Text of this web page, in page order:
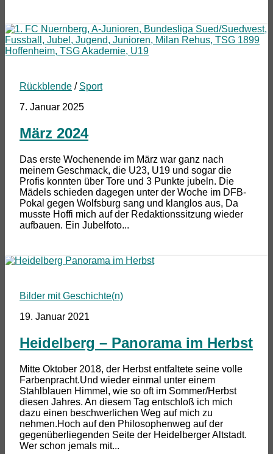
Rückblende / Sport
7. Januar 2025
März 2024
Das erste Wochenende im März war ganz nach
meinem Geschmack, die U23, U19 und sogar die
Profis konnten über Tore und 3 Punkte jubeln. Die
Mädels schieden dagegen unter der Woche im DFB-
Pokal gegen Wolfsburg sang und klanglos aus, Da
musste Hoffi mich auf der Redaktionssitzung wieder
aufbauen. Ein Jubelfoto...
Bilder mit Geschichte(n)
19. Januar 2021
Heidelberg – Panorama im Herbst
Mitte Oktober 2018, der Herbst entfaltete seine volle
Farbenpracht.Und wieder einmal unter einem
Stahlblauen Himmel, wie so oft im Sommer/Herbst
diesen Jahres. An diesem Tag entschloß ich mich
dazu einen beschwerlichen Weg auf mich zu
nehmen.Hoch auf den Philosophenweg auf der
gegenüberliegenden Seite der Heidelberger Altstadt.
Wer schon jemals mit...